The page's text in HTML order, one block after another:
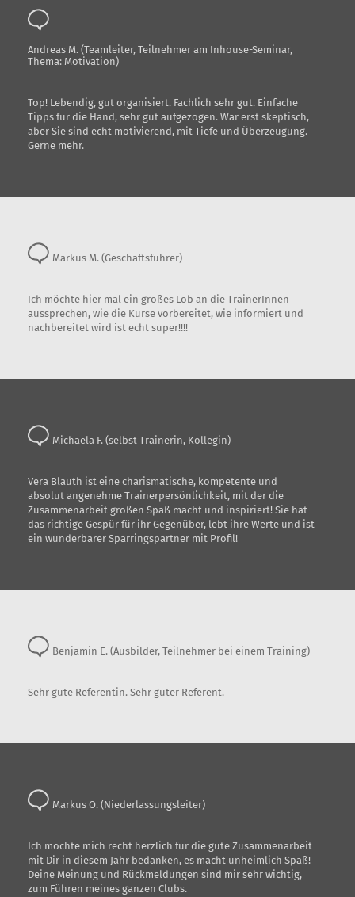
Andreas M. (Teamleiter, Teilnehmer am Inhouse-Seminar,
Thema: Motivation)
Top! Lebendig, gut organisiert. Fachlich sehr gut. Einfache
Tipps für die Hand, sehr gut aufgezogen. War erst skeptisch,
aber Sie sind echt motivierend, mit Tiefe und Überzeugung.
Gerne mehr.
Markus M. (Geschäftsführer)
Ich möchte hier mal ein großes Lob an die TrainerInnen
aussprechen, wie die Kurse vorbereitet, wie informiert und
nachbereitet wird ist echt super!!!!
Michaela F. (selbst Trainerin, Kollegin)
Vera Blauth ist eine charismatische, kompetente und
absolut angenehme Trainerpersönlichkeit, mit der die
Zusammenarbeit großen Spaß macht und inspiriert! Sie hat
das richtige Gespür für ihr Gegenüber, lebt ihre Werte und ist
ein wunderbarer Sparringspartner mit Profil!
Benjamin E. (Ausbilder, Teilnehmer bei einem Training)
Sehr gute Referentin. Sehr guter Referent.
Markus O. (Niederlassungsleiter)
Ich möchte mich recht herzlich für die gute Zusammenarbeit
mit Dir in diesem Jahr bedanken, es macht unheimlich Spaß!
Deine Meinung und Rückmeldungen sind mir sehr wichtig,
zum Führen meines ganzen Clubs.